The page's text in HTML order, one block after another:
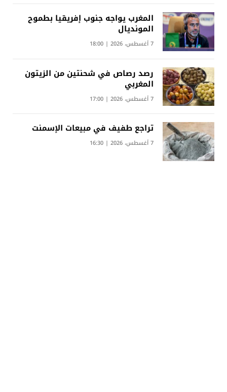
المغرب يواجه جنوب إفريقيا بطموح
المونديال
7 أغسطس، 2026 | 18:00
رصد رصاص في شحنتين من الزيتون
المغربي
7 أغسطس، 2026 | 17:00
تراجع طفيف في مبيعات الإسمنت
7 أغسطس، 2026 | 16:30